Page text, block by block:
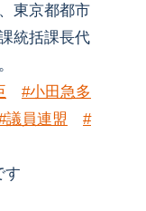
東京都都市
統括課長代
#小田急多
議員連盟
#